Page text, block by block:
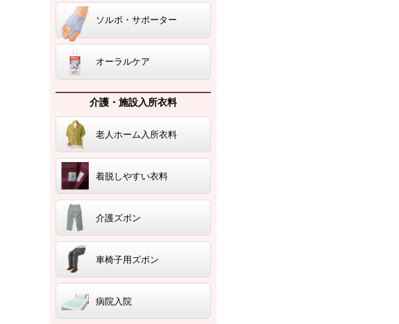
ソルボ・サポーター
オーラルケア
介護・施設入所衣料
老人ホーム入所衣料
着脱しやすい衣料
介護ズボン
車椅子用ズボン
病院入院